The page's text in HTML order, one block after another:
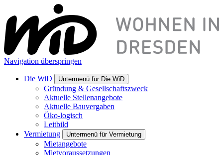
Navigation überspringen
Die WiD Untermenü für Die WiD
Gründung & Gesellschaftszweck
Aktuelle Stellenangebote
Aktuelle Bauvergaben
Öko-logisch
Leitbild
Vermietung
Untermenü für Vermietung
Mietangebote
Mietvoraussetzungen